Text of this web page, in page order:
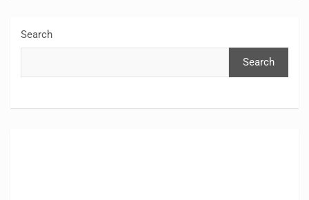
Search
Search